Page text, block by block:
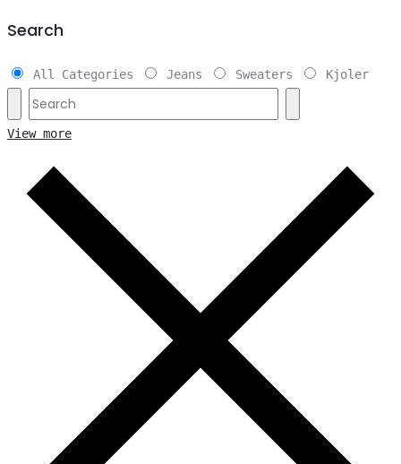
Search
All Categories Jeans Sweaters Kjoler
View more